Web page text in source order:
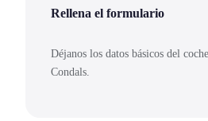
Rellena el formulario
Déjanos los datos básicos del
Condals.